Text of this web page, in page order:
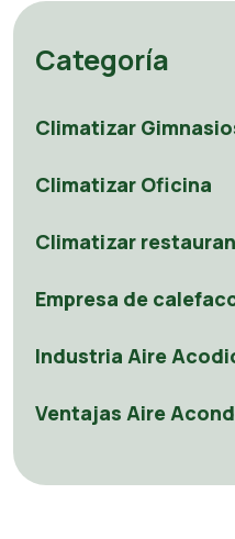
Categoría
Climatizar
Climatizar Oficina
Climatizar
Empresa de
Industria Aire
Ventajas Aire